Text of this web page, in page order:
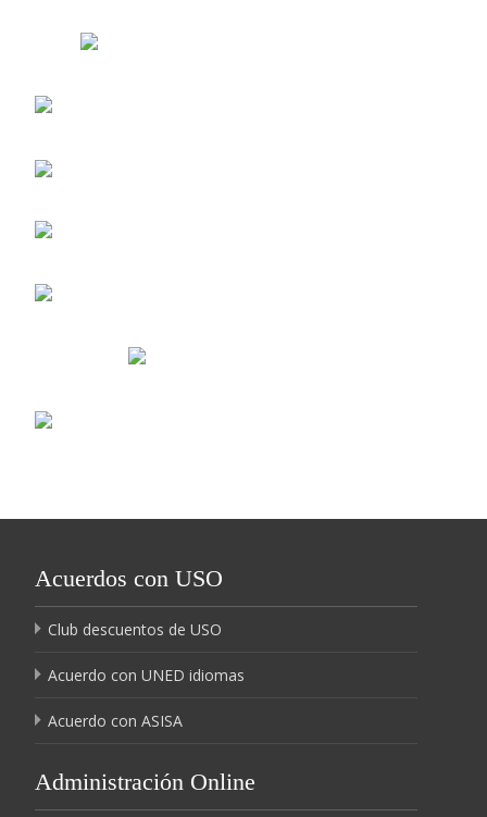
Acuerdos con USO
Club descuentos de USO
Acuerdo con UNED idiomas
Acuerdo con ASISA
Administración Online